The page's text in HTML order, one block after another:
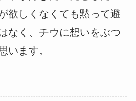
欲しくなくても黙って避
なく、チウに想いをぶつ
います。